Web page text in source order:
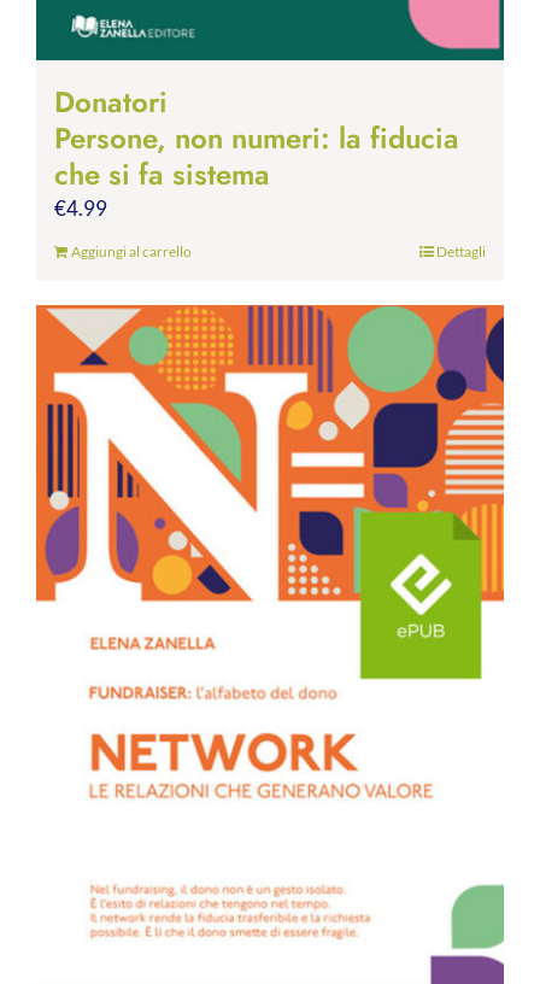
Donatori
Persone, non numeri: la fiducia
che si fa sistema
€4.99
Aggiungi al carrello Dettagli